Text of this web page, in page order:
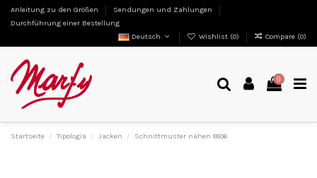
Anleitung zu den Größen
Sendungen und Zahlungen
Durchführung einer Bestellung
Deutsch
Wishlist (0) Compare (0)
0
Startseite Tipologia Jacken Schnittmuster nähen 8806